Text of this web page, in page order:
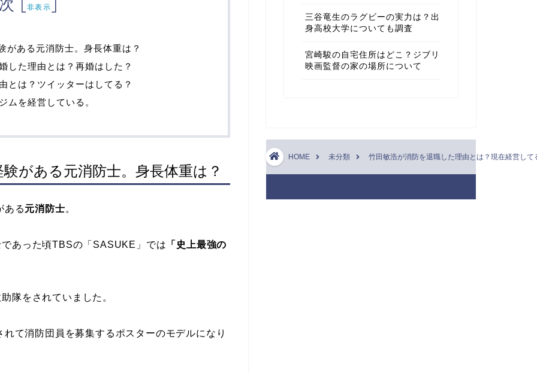
非表示
がある元消防士。身長体重は？
した理由とは？再婚はした？
とは？ツイッターはしてる？
ムを経営している。
がある元消防士。身長体重は？
ある元消防士。
あった頃TBSの「SASUKE」では 「史上最強の
隊をされていました。
て消防団員を募集するポスターのモデルになり
三谷竜生のラグビーの実力は？出
身高校大学についても調査
宮崎駿の自宅住所はどこ？ジブリ
映画監督の家の場所について
HOME 未分類 竹田敏浩が消防を退職した理由とは？現在経営して